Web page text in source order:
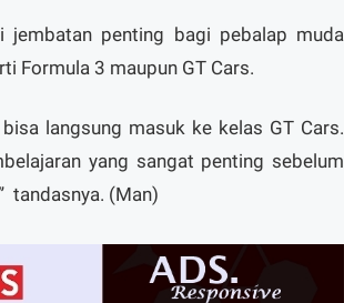
jembatan penting bagi pebalap muda
Formula 3 maupun GT Cars.
langsung masuk ke kelas GT Cars.
yang sangat penting sebelum
tandasnya. (Man)